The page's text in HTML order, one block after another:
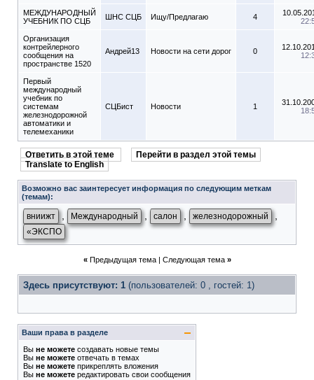
МЕЖДУНАРОДНЫЙ
УЧЕБНИК ПО СЦБ
ШНС СЦБ Ищу/Предлагаю 4
Организация
контрейлерного
сообщения на
пространстве 1520
Андрей13 Новости на сети дорог 0
Первый
международный
учебник по
системам
железнодорожной
автоматики и
телемеханики
СЦБист Новости 1
Ответить в этой теме
Перейти в раздел этой темы
Translate to English
Возможно вас заинтересует информация по следующим меткам
(темам):
вниижт Международный салон железнодорожный
«ЭКСПО
« Предыдущая тема| Следующая тема »
Здесь присутствуют: 1 (пользователей: 0 , гостей: 1)
Ваши права в разделе
Вы не можете создавать новые темы
Вы не можете отвечать в темах
Вы не можете прикреплять вложения
Вы не можете редактировать свои сообщения